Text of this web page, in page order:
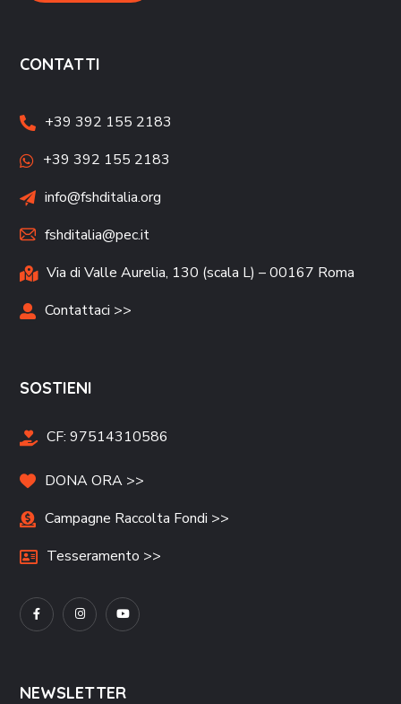
CONTATTI
+39 392 155 2183
+39 392 155 2183
info@fshditalia.org
fshditalia@pec.it
Via di Valle Aurelia, 130 (scala L) – 00167 Roma
Contattaci >>
SOSTIENI
CF:97514310586
DONA ORA >>
Campagne Raccolta Fondi >>
Tesseramento >>
NEWSLETTER